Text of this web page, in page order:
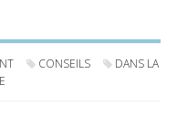
CONSEILS
DANS LA